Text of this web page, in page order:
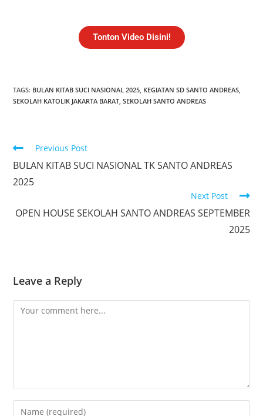
Tonton Video Disini!
TAGS: BULAN KITAB SUCI NASIONAL 2025 KEGIATAN SD SANTO ANDREAS
SEKOLAH KATOLIK JAKARTA BARAT SEKOLAH SANTO ANDREAS
Previous Post
BULAN KITAB SUCI NASIONAL TK SANTO ANDREAS
2025
Next Post
OPEN HOUSE SEKOLAH SANTO ANDREAS SEPTEMBER
2025
Leave a Reply